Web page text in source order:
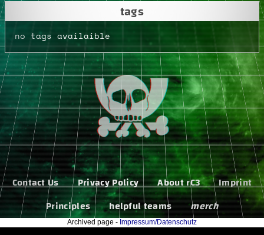
tags
no tags availaible
Contact Us Privacy Policy About rC3
Imprint
Principles
helpful teams merch
Archived page - Impressum/Datenschutz